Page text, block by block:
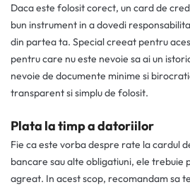
Daca este folosit corect, un card de
bun instrument in a dovedi
din partea ta. Special creeat pentru
pentru care nu este nevoie sa ai un
nevoie de documente minime si
transparent si simplu de folosit.
Plata la timp a datoriilor
Fie ca este vorba despre rate la cardul
bancare sau alte obligatiuni, ele trebuie
agreat. In acest scop, recomandam sa